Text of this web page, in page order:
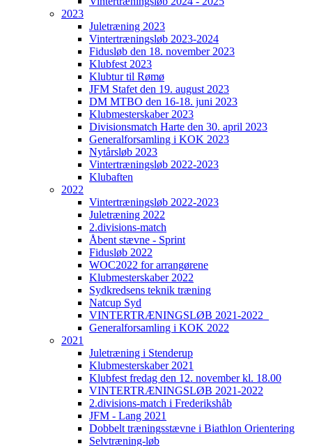
2023
Juletræning 2023
Vintertræningsløb 2023-2024
Fidusløb den 18. november 2023
Klubfest 2023
Klubtur til Rømø
JFM Stafet den 19. august 2023
DM MTBO den 16-18. juni 2023
Klubmesterskaber 2023
Divisionsmatch Harte den 30. april 2023
Generalforsamling i KOK 2023
Nytårsløb 2023
Vintertræningsløb 2022-2023
Klubaften
2022
Vintertræningsløb 2022-2023
Juletræning 2022
2.divisions-match
Åbent stævne - Sprint
Fidusløb 2022
WOC2022 for arrangørene
Klubmesterskaber 2022
Sydkredsens teknik træning
Natcup Syd
VINTERTRÆNINGSLØB 2021-2022_
Generalforsamling i KOK 2022
2021
Juletræning i Stenderup
Klubmesterskaber 2021
Klubfest fredag den 12. november kl. 18.00
VINTERTRÆNINGSLØB 2021-2022
2.divisions-match i Frederikshåb
JFM - Lang 2021
Dobbelt træningsstævne i Biathlon Orientering
Selvtræning-løb